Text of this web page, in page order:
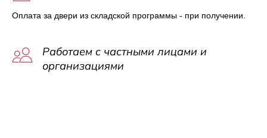
Оплата за двери из складской программы - при получении.
Работаем с частными лицами и
организациями